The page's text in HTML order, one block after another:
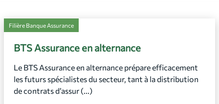
Filière Banque Assurance
BTS Assurance en alternance
Le BTS Assurance en alternance prépare efficacement
les futurs spécialistes du secteur, tant à la distribution
de contrats d’assur (...)